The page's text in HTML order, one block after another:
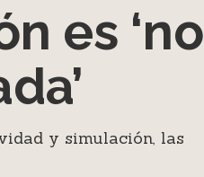
es ‘no
y simulación, las